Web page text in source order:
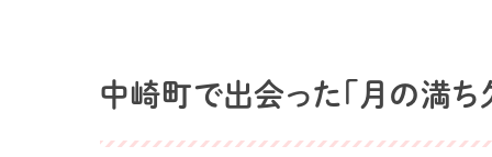
中崎町で出会った「月の満ち